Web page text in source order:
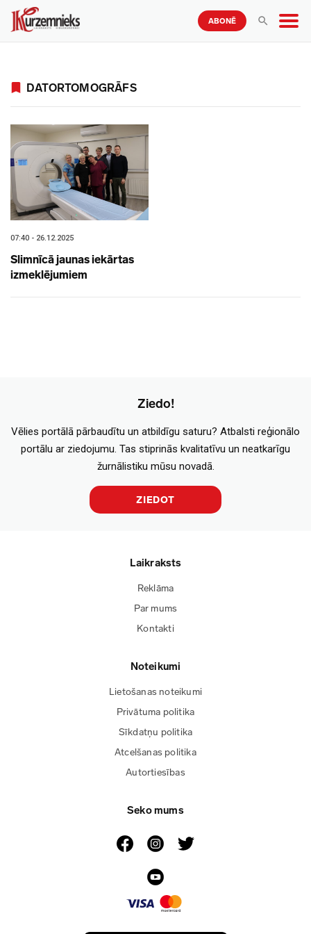
ABONĒ
DATORTOMOGRĀFS
07:40 - 26.12.2025
Slimnīcā jaunas iekārtas
izmeklējumiem
Ziedo!
Vēlies portālā pārbaudītu un atbildīgu saturu? Atbalsti reģionālo
portālu ar ziedojumu. Tas stiprinās kvalitatīvu un neatkarīgu
žurnālistiku mūsu novadā.
ZIEDOT
Laikraksts
Reklāma
Par mums
Kontakti
Noteikumi
Lietošanas noteikumi
Privātuma politika
Sīkdatņu politika
Atcelšanas politika
Autortiesības
Seko mums